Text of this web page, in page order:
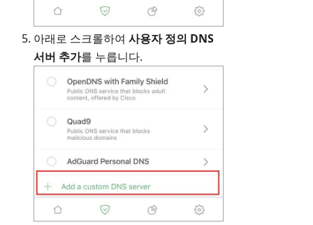
아래로 스크롤하여 사용자 정의 DNS
서버 추가를 누릅니다.